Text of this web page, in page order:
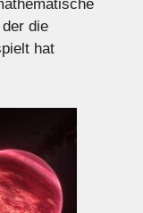
der die
hat